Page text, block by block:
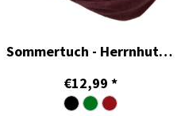
Sommertuch - Herrnhut Collection
€12,99 *